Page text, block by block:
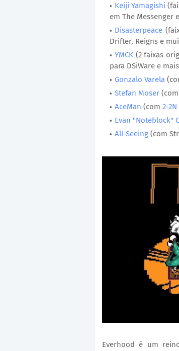
Keiji Yamagishi
em The Messenger
Disasterpeace
Drifter, Reigns e
YMCK (2 faixas
para DSiWare e
Gonzalo Varela
Stefan Moser (com
AceMan (com 2-
Evan "Noteblock"
All-Seeing (com
Everhood é um